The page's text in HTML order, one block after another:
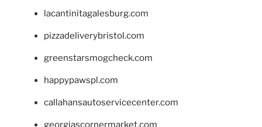
lacantinitagalesburg.com
pizzadeliverybristol.com
greenstarsmogcheck.com
happypawspl.com
callahansautoservicecenter.com
georgiascornermarket.com